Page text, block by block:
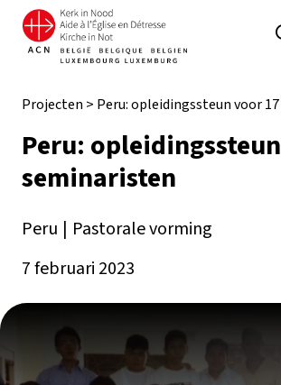
Projecten > Peru: opleidingssteun voor
Peru:
seminaristen
Peru | Pastorale vorming
7 februari 2023